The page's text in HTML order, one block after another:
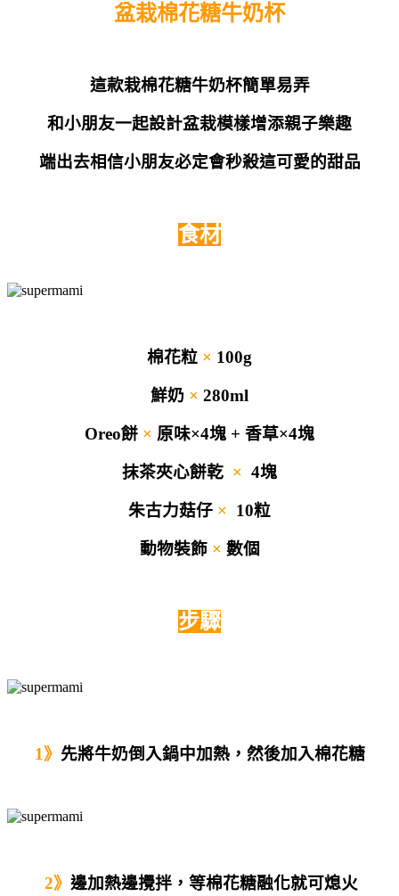
盆栽棉花糖牛奶杯
這款栽棉花糖牛奶杯簡單易弄
和小朋友一起設計盆栽模樣增添親子樂趣
端出去相信小朋友必定會秒殺這可愛的甜品
食材
棉花粒 × 100g
鮮奶 × 280ml
Oreo餅 × 原味×4塊 + 香草×4塊
抹茶夾心餅乾 × 4塊
朱古力菇仔 × 10粒
動物裝飾 × 數個
步驟
1》 先將牛奶倒入鍋中加熱，然後加入棉花糖
2》 邊加熱邊攪拌，等棉花糖融化就可熄火